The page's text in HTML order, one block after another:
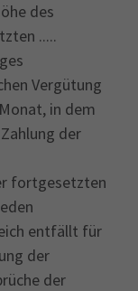
des
.....
Vergütung
in dem
der
fortgesetzten
entfällt für
der
der